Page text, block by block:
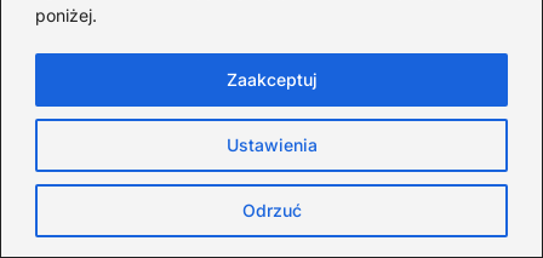
poniżej.
Ustawienia
Odrzuć
Zaakceptuj
opiekunka w autobusie:
praktyczny poradnik
zapewniający
bezpieczeństwo dzieci